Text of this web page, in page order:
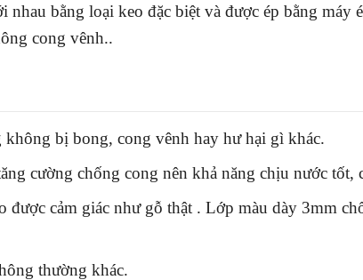
nhau bằng loại keo đặc biệt và được ép bằng
cong vênh..
bị bong, cong vênh hay hư hại gì khác.
cường chống cong nên khả năng chịu nước tốt,
được cảm giác như gỗ thật . Lớp màu dày 3mm
thường khác.